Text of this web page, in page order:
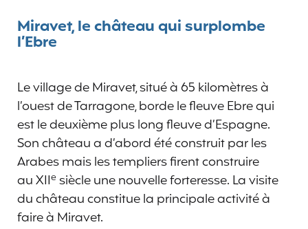
Miravet, le château qui surplombe
l’Ebre
Le village de Miravet, situé à 65 kilomètres à
l’ouest de Tarragone, borde le fleuve Ebre qui
est le deuxième plus long fleuve d’Espagne.
Son château a d’abord été construit par les
Arabes mais les templiers firent construire
au XIIe siècle une nouvelle forteresse. La visite
du château constitue la principale activité à
faire à Miravet.